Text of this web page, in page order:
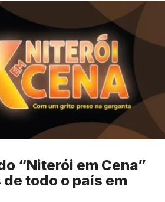
“Niterói em Cena”
todo o país em